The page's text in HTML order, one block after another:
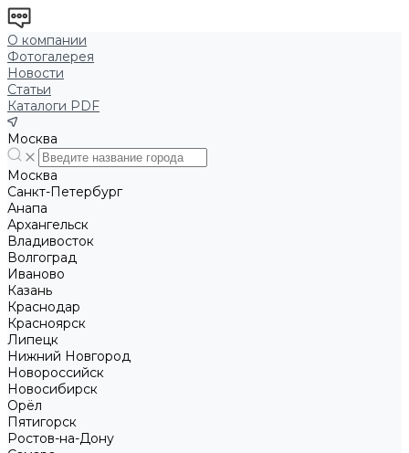
О компании
Фотогалерея
Новости
Статьи
Каталоги PDF
Москва
Москва
Санкт-Петербург
Анапа
Архангельск
Владивосток
Волгоград
Иваново
Казань
Краснодар
Красноярск
Липецк
Нижний Новгород
Новороссийск
Новосибирск
Орёл
Пятигорск
Ростов-на-Дону